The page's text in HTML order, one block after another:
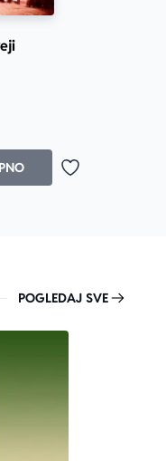
Dodaj u
POGLEDAJ SVE